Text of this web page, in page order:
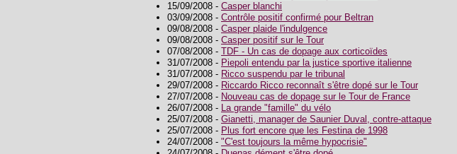
15/09/2008 - Casper blanchi
03/09/2008 - Contrôle positif confirmé pour Beltran
09/08/2008 - Casper plaide l'indulgence
09/08/2008 - Casper positif sur le Tour
07/08/2008 - TDF - Un cas de dopage aux corticoïdes
31/07/2008 - Piepoli entendu par la justice sportive italienne
31/07/2008 - Ricco suspendu par le tribunal
29/07/2008 - Riccardo Ricco reconnaît s'être dopé sur le Tour
27/07/2008 - Nouveau cas de dopage sur le Tour de France
26/07/2008 - La grande "famille" du vélo
25/07/2008 - Gianetti, manager de Saunier Duval, contre-attaque
25/07/2008 - Plus fort encore que les Festina de 1998
24/07/2008 - "C'est toujours la même hypocrisie"